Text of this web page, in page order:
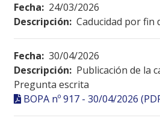
Fecha: 24/03/2026
Descripción: Caducidad por fin
Fecha: 30/04/2026
Descripción: Publicación de la
Pregunta escrita
BOPA nº 917 - 30/04/2026